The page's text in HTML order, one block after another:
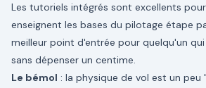
Les tutoriels intégrés sont excellents
enseignent les bases du pilotage étape
meilleur point d'entrée pour quelqu'un
sans dépenser un centime.
Le bémol : la physique de vol est un peu